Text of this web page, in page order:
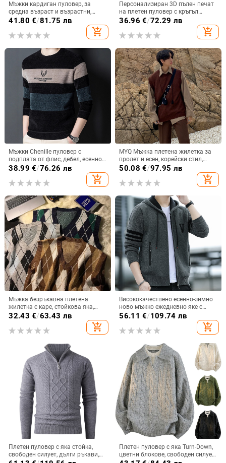
Мъжки кардиган пуловер, за
средна възраст и възрастни,
подплатен с флис, дебел и топъл
41.80 €/81.75 лв
add_shopping_cart
Персонализиран 3D пълен печат
на плетен пуловер с кръгъл
деколте, дълги ръкави, свободен
устойчивост на цветовете,
36.96 €/72.29 лв
add_shopping_cart
Мъжки Chenille пуловер с
подплата от флис, дебел, есенно-
зимен, свободна кройка, кръгло
деколте, трикотажен топъл базов
слой
38.99 €/76.26 лв
add_shopping_cart
MYQ Мъжка плетена жилетка за
пролет и есен, корейски стил,
кръгла яка, свободен силует
50.08 €/97.95 лв
add_shopping_cart
Мъжка безръкавна плетена
жилетка с каре, стойкова яка,
свободен силует, вълна 91-95%
32.43 €/63.43 лв
add_shopping_cart
Висококачествено есенно-зимно
ново мъжко ежедневно яке с
качулка, универсално плетено
модерно яке с подплата от полар
56.11 €/109.74 лв
add_shopping_cart
Плетен пуловер с яка стойка,
свободен силует, дълги ръкави,
Плетен пуловер с яка Turn-Down,
цветни блокове, свободен силует,